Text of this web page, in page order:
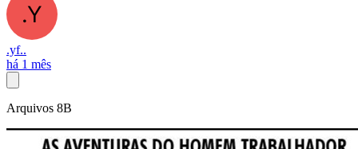
.yf..
há 1 mês
Arquivos 8B